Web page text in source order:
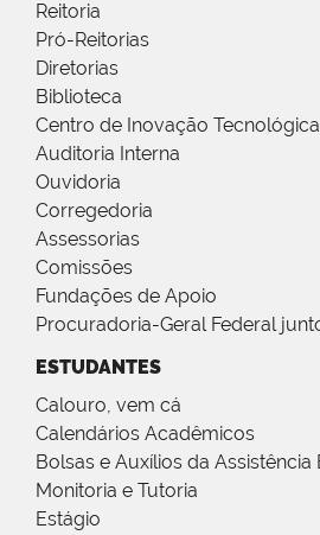
Reitoria
Pró-Reitorias
Diretorias
Biblioteca
Centro de Inovação Tecnológica
Auditoria Interna
Ouvidoria
Corregedoria
Assessorias
Comissões
Fundações de Apoio
Procuradoria-Geral Federal
ESTUDANTES
Calouro, vem cá
Calendários Acadêmicos
Bolsas e Auxílios da Assistência
Monitoria e Tutoria
Estágio